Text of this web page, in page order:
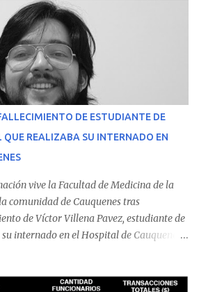
DE ESTUDIANTE DE
REALIZABA SU INTERNADO EN
vive la Facultad de Medicina de la
comunidad de Cauquenes tras
de Víctor Villena Pavez, estudiante de
internado en el Hospital de Cauquenes.
la complejidad de su estado de salud, el